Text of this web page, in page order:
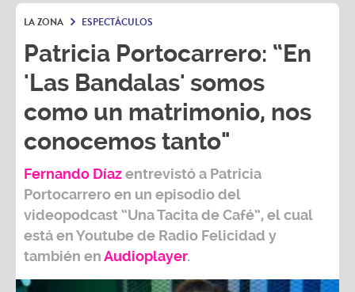
LA ZONA ESPECTÁCULOS
Patricia Portocarrero: “En
'Las Bandalas' somos
como un matrimonio, nos
conocemos tanto"
Fernando Díazentrevistó a Patricia
Portocarreroen un episodio del
videopodcast “Una Tacita de Café”, el cual
está en Youtube de Radio Felicidad y
también enAudioplayer.